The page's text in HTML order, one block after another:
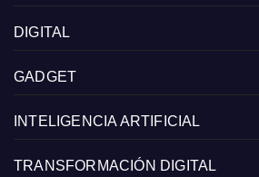
DIGITAL
GADGET
INTELIGENCIA ARTIFICIAL
TRANSFORMACIÓN DIGITAL